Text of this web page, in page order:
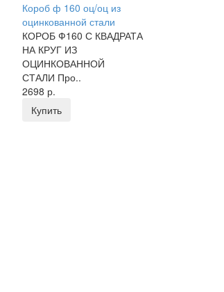
Короб ф 160 оц/оц из
оцинкованной стали
КОРОБ Ф160 С КВАДРАТА
НА КРУГ ИЗ
ОЦИНКОВАННОЙ
СТАЛИ Про..
2698 р.
Купить